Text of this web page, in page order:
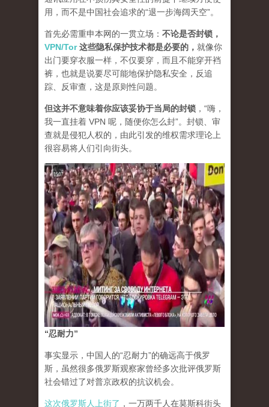
用，而不是中国社会追求的“退一步海阔天空”。
首先必需重申本网的一贯立场： 不论是否封锁，
VPN/Tor这些隐私保护技术都是必要的， 就像你
出门要穿衣服一样，不仅要穿，而且不能穿开裆
裤，也就是说要尽可能地保护隐私安全，反追
踪、反审查，这是原则性问题。
但这并不意味着你应该妥协于当局的封锁 ，“嗨，
我一直挂着 VPN 呢，随便你怎么封”。封锁、审
查就是侵犯人权的，由此引发的维权需求理论上
很容易将人们引向街头。
“忍耐力”
事实显示，中国人的“忍耐力”的确远高于俄罗
斯，虽然很多俄罗斯观察家曾经多次批评俄罗斯
社会错过了对普京政权的抗议机会。
这次俄罗斯人上街了 ，一万两千人在莫斯科街头